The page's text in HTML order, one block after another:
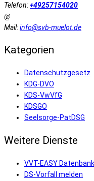
Telefon:+49257154020
Mail:info@svb-muelot.de
Kategorien
Datenschutzgesetz
KDG-DVO
KDS-VwVfG
KDSGO
Seelsorge-PatDSG
Weitere Dienste
VVT-EASY Datenbank
DS-Vorfall melden